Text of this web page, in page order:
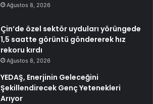
Ağustos 8, 2026
Çin’de özel sektör uyduları yörüngede
1,5 saatte görüntü göndererek hız
rekoru kırdı
Ağustos 8, 2026
YEDAŞ, Enerjinin Geleceğini
Şekillendirecek Genç Yetenekleri
Arıyor